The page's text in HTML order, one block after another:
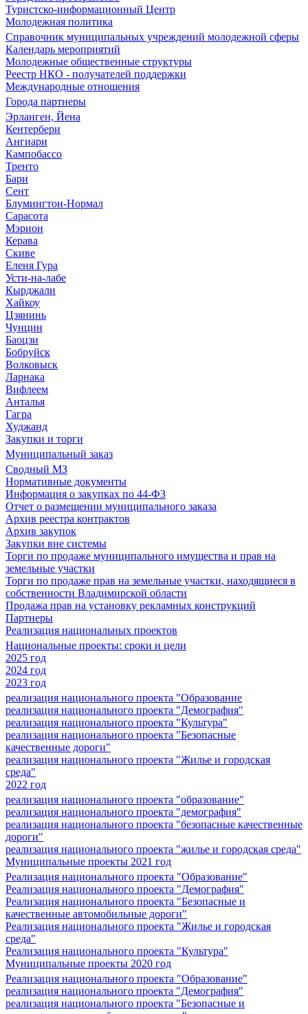
Туристско-информационный Центр
Молодежная политика
Справочник муниципальных учреждений молодежной сферы
Календарь мероприятий
Молодежные общественные структуры
Реестр НКО - получателей поддержки
Международные отношения
Города партнеры
Эрланген, Йена
Кентербери
Ангиари
Кампобассо
Тренто
Бари
Сент
Блумингтон-Нормал
Сарасота
Мэрион
Керава
Скиве
Еленя Гура
Усти-на-лабе
Кырджали
Хайкоу
Цзянинь
Чунцин
Баоцзи
Бобруйск
Волковыск
Ларнака
Вифлеем
Анталья
Гагра
Худжанд
Закупки и торги
Муниципальный заказ
Сводный МЗ
Нормативные документы
Информация о закупках по 44-ФЗ
Отчет о размещении муниципального заказа
Архив реестра контрактов
Архив закупок
Закупки вне системы
Торги по продаже муниципального имущества и прав на
земельные участки
Торги по продаже прав на земельные участки, находящиеся в
собственности Владимирской области
Продажа прав на установку рекламных конструкций
Партнеры
Реализация национальных проектов
Национальные проекты: сроки и цели
2025 год
2024 год
2023 год
реализация национального проекта "Образование
реализация национального проекта "Демография"
реализация национального проекта "Культура"
реализация национального проекта "Безопасные
качественные дороги"
реализация национального проекта "Жилье и городская
среда"
2022 год
реализация национального проекта "образование"
реализация национального проекта "демография"
реализация национального проекта "безопасные качественные
дороги"
реализация национального проекта "жилье и городская среда"
Муниципальные проекты 2021 год
Реализация национального проекта "Образование"
Реализация национального проекта "Демография"
Реализация национального проекта "Безопасные и
качественные автомобильные дороги"
Реализация национального проекта "Жилье и городская
среда"
Реализация национального проекта "Культура"
Муниципальные проекты 2020 год
Реализация национального проекта "Образование"
реализация национального проекта "Демография"
реализация национального проекта "Безопасные и